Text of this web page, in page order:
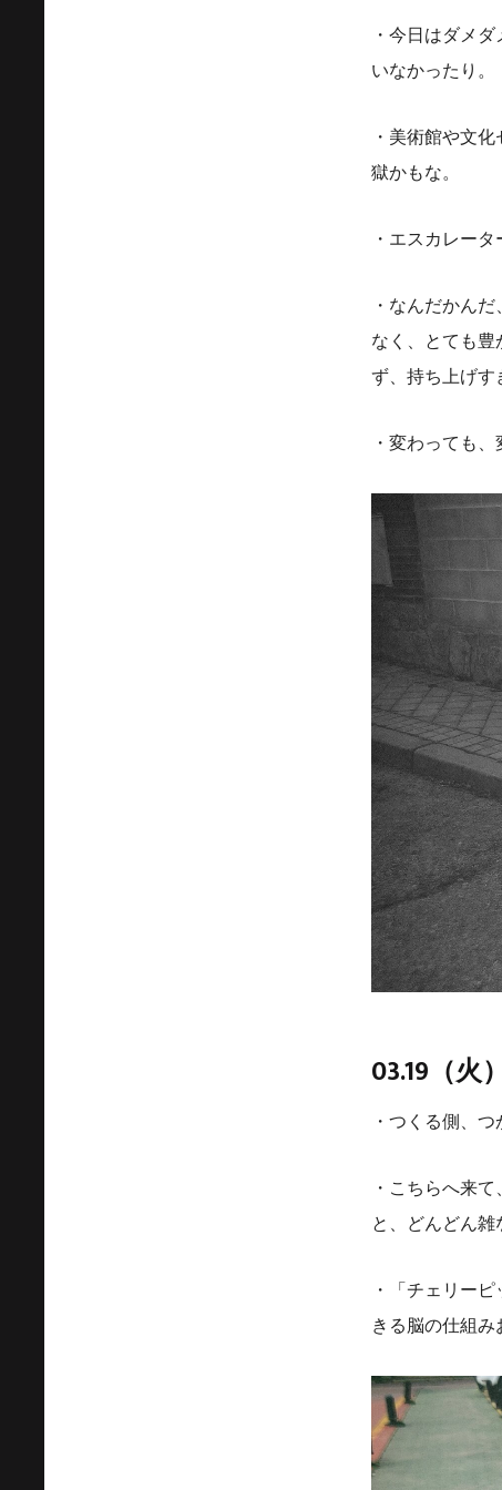
・今日はダメ
いなかったり。
・美術館や文
獄かもな。
・エスカレー
・なんだかん
なく、とても
ず、持ち上げす
・変わっても
03.19（火）
・つくる側、
・こちらへ来
と、どんどん雑
・「チェリー
きる脳の仕組み